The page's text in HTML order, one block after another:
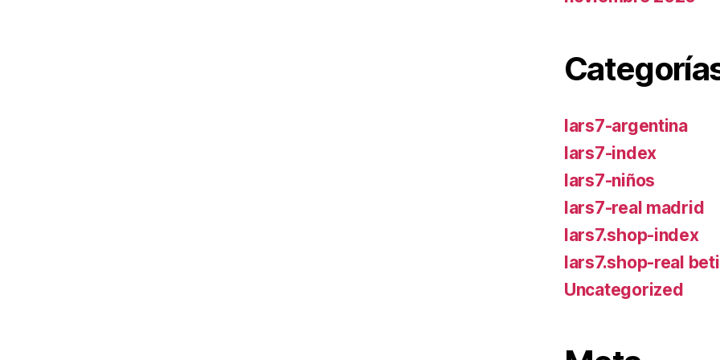
lars7-argentina
lars7-index
lars7-niños
lars7-real madrid
lars7.shop-index
lars7.shop-real
Uncategorized